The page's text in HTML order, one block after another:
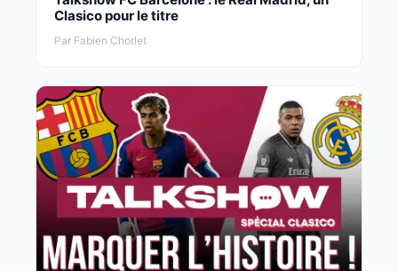
Clasico pour le titre
Par Fabien Chorlet